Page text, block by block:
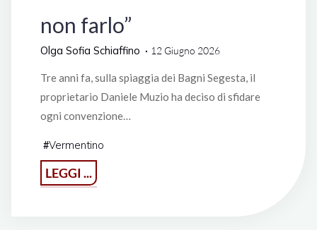
non farlo”
Olga Sofia Schiaffino 12 Giugno 2026
Tre anni fa, sulla spiaggia dei Bagni Segesta, il
proprietario Daniele Muzio ha deciso di sfidare
ogni convenzione…
#Vermentino
LEGGI ...
–